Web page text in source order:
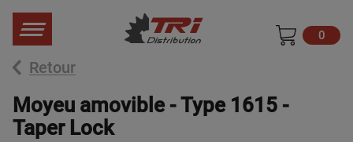
0
Retour
Moyeu amovible - Type 1615 -
Taper Lock